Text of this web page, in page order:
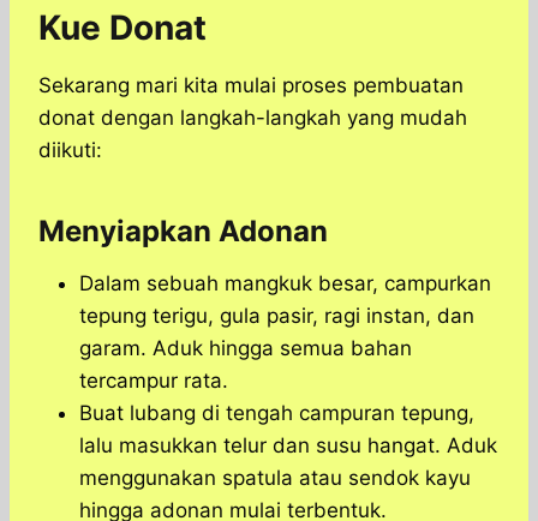
Kue Donat
Sekarang mari kita mulai proses pembuatan
donat dengan langkah-langkah yang mudah
diikuti:
Menyiapkan Adonan
Dalam sebuah mangkuk besar, campurkan
tepung terigu, gula pasir, ragi instan, dan
garam. Aduk hingga semua bahan
tercampur rata.
Buat lubang di tengah campuran tepung,
lalu masukkan telur dan susu hangat. Aduk
menggunakan spatula atau sendok kayu
hingga adonan mulai terbentuk.